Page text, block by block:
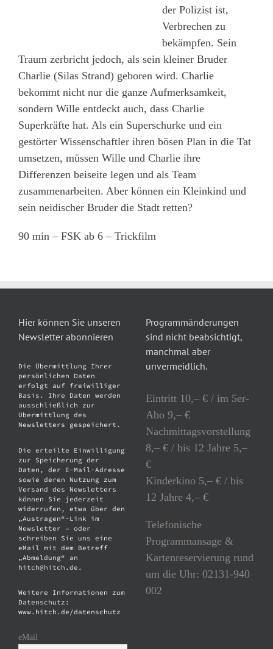
der Polizist ist,
Verbrechen zu
bekämpfen. Sein
Traum zerbricht jedoch, als sein kleiner Bruder
Charlie (Silas Strand) geboren wird. Charlie
bekommt nicht nur die ganze Aufmerksamkeit,
sondern Wille entdeckt auch, dass Charlie
Superkräfte hat. Als ein Superschurke und ein
gestörter Wissenschaftler ihren bösen Plan in die Tat
umsetzen, müssen Wille und Charlie ihre
Differenzen beiseite legen und als Team
zusammenarbeiten. Aber können ein Kleinkind und
sein neidischer Bruder die Stadt retten?
90 min – FSK ab 6 – Trickfilm
Hier können Sie unseren
Newsletter abonnieren
Die Übermittlung Ihrer
persönlichen Daten
erfolgt auf freiwilliger
Basis. Ihre Daten werden
ausschließlich zur
Übermittlung des
Newsletters gespeichert.
Die erteilte Einwilligung
zur Speicherung der
Daten, der E-Mail-Adresse
sowie deren Nutzung zum
Versand des Newsletters
können Sie jederzeit
widerrufen, etwa über den
„Austragen“-Link im
Newsletter – oder
schreiben Sie uns eine
eMail mit dem Betreff
„Abmeldung“ an
hitch@hitch.de.
Weitere Informationen zum
Datenschutz:
www.hitch.de/datenschutz
eMail
Programmänderungen
sind nicht beabsichtigt,
manchmal aber
unvermeidlich.
Eintritt 10,– € / im 5er-
Abo 9,– €
Nachmittagsvorstellung
8,– € / bis 12 Jahre 5,–
€
Kinderkino 5,– € / bis
12 Jahre 4,– €
Telefonische
Programmansage &
Kartenreservierung rund
um die Uhr: 02131-940
002